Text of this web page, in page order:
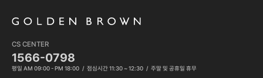
CS CENTER
1566-0798
평일 AM 09:00 - PM 18:00 점심시간 11:30 ~ 12:30 주말 및 공휴일 휴무